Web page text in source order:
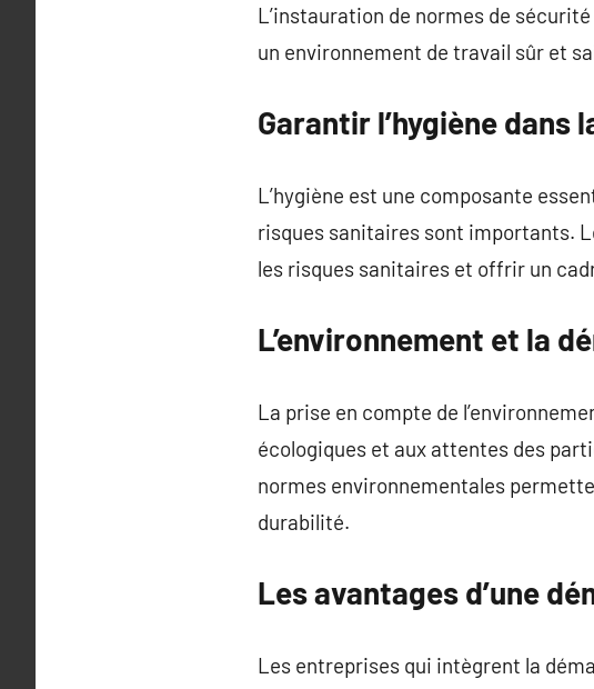
L’instauration de normes de
un environnement de travail sûr et
Garantir l’hygiène dans
L’hygiène est une composante
risques sanitaires sont importants.
les risques sanitaires et offrir un
L’environnement et la
La prise en compte de
écologiques et aux attentes des
normes environnementales
durabilité.
Les avantages d’une
Les entreprises qui intègrent la